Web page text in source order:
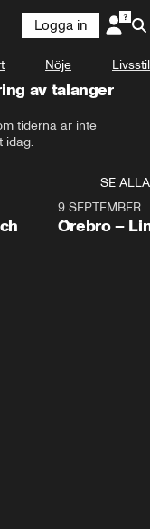
Logga in
Nöje Livsstil
av talanger
tiderna är inte
idag.
SE ALLA
Plus
9 SEPTEMBER
Örebro –